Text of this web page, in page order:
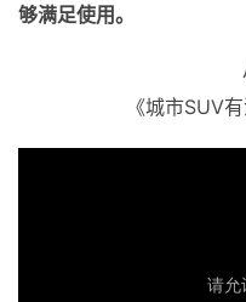
够满足使用。
《城市SUV